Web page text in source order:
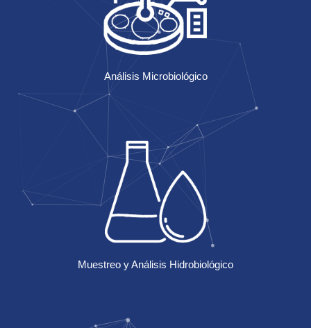
Análisis Microbiológico
Muestreo y Análisis Hidrobiológico